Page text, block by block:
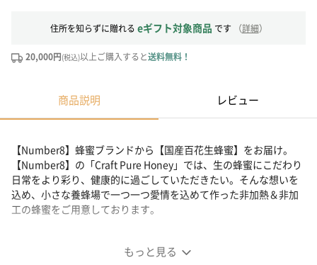
住所を知らずに贈れる eギフト対象商品 です （詳細）
20,000円(税込)以上ご購入すると送料無料！
商品説明 レビュー
もっと見る
【Number8】蜂蜜ブランドから【国産百花生蜂蜜】をお届け。
【Number8】の「Craft Pure Honey」では、生の蜂蜜にこだわり
日常をより彩り、健康的に過ごしていただきたい。そんな想いを
込め、小さな養蜂場で一つ一つ愛情を込めて作った非加熱＆非加
工の蜂蜜をご用意しております。